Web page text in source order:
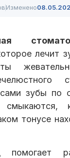
Протезирование
Изменено
лечит
зубы по
тонусе
помогает